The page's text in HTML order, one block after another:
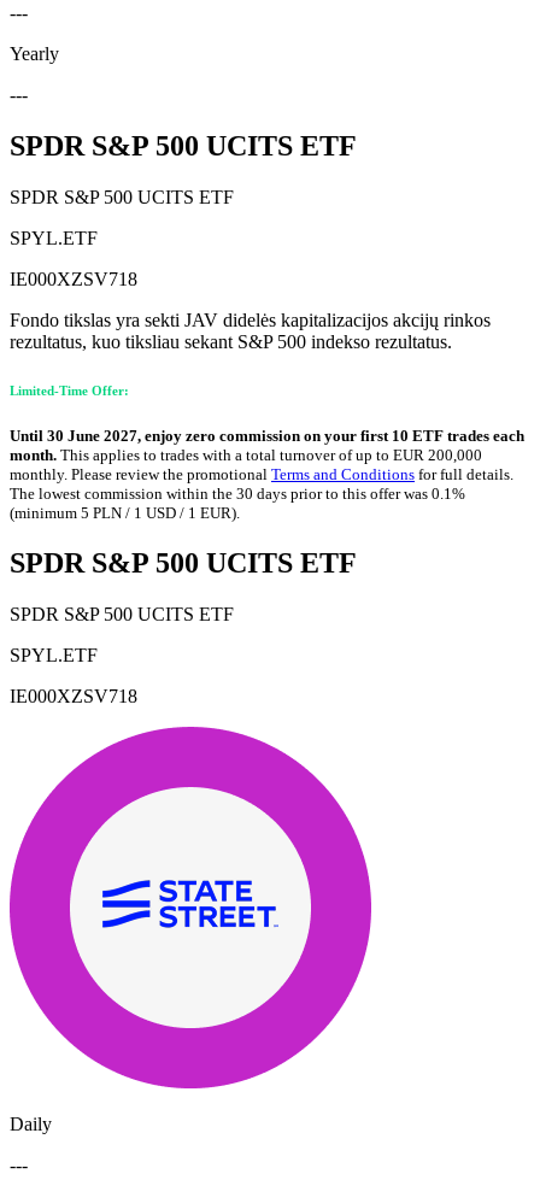
---
Yearly
---
SPDR S&P 500 UCITS ETF
SPDR S&P 500 UCITS ETF
SPYL.ETF
IE000XZSV718
Fondo tikslas yra sekti JAV didelės kapitalizacijos akcijų rinkos
rezultatus, kuo tiksliau sekant S&P 500 indekso rezultatus.
Limited-Time Offer:
Until 30 June 2027, enjoy zero commission on your first 10 ETF trades each
month. This applies to trades with a total turnover of up to EUR 200,000
monthly. Please review the promotional Terms and Conditions for full details.
The lowest commission within the 30 days prior to this offer was 0.1%
(minimum 5 PLN / 1 USD / 1 EUR).
SPDR S&P 500 UCITS ETF
SPDR S&P 500 UCITS ETF
SPYL.ETF
IE000XZSV718
Daily
---